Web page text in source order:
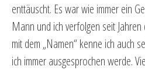
enttäuscht. Es war wie immer ein
Mann und ich verfolgen seit
mit dem „Namen“ kenne ich auch
ich immer ausgesprochen werde.